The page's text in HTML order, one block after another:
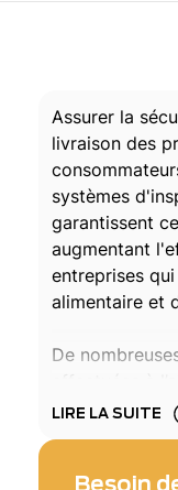
Assurer la
livraison des
systèmes
garantissent
augmentant
entreprises
alimentaire et
De
infrarouges et
les systèmes
LIRE LA SUITE